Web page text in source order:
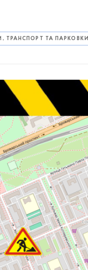
ТРАНСПОРТ ТА ПАРКОВКИ